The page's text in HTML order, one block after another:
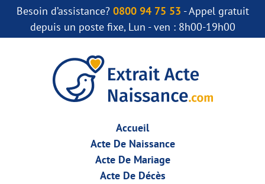
Besoin d’assistance? 0800 94 75 53 - Appel gratuit
depuis un poste fixe, Lun - ven : 8h00-19h00
Accueil
Acte De Naissance
Acte De Mariage
Acte De Décès